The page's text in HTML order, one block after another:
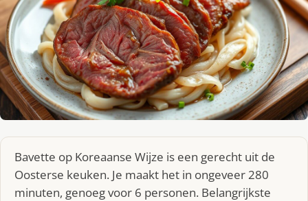
Bavette op Koreaanse Wijze is een gerecht uit de
Oosterse keuken. Je maakt het in ongeveer 280
minuten, genoeg voor 6 personen. Belangrijkste